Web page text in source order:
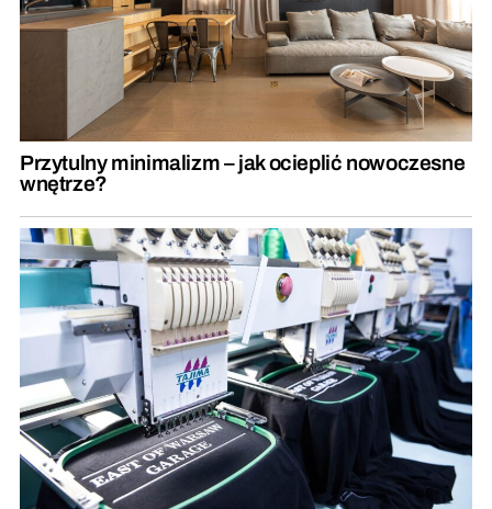
Przytulny minimalizm – jak ocieplić nowoczesne
wnętrze?